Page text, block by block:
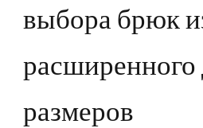
выбора брюк
расширенного
размеров